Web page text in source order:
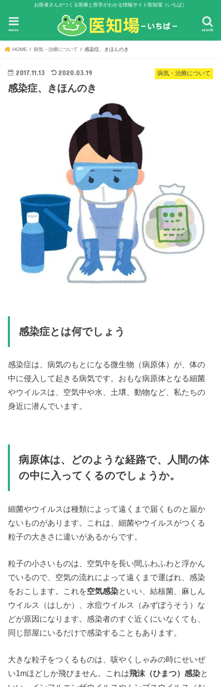
お医者さんがつくる医療と医学がわかる情報サイト医知場（いちば）
search
menu
HOME 病気・治療について 感染症、きほんのき
病気・治療について
2017.11.13 2020.03.19
感染症、きほんのき
感染症とは何でしょう
感染症は、病気のもとになる微生物（病原体）が、体の
中に侵入して起きる病気です。おもな病原体となる細菌
やウイルスは、空気中や水、土壌、動物など、私たちの
身近に潜んでいます。
病原体は、どのような経路で、人間の体
の中に入ってくるのでしょうか。
細菌やウイルスは種類によって遠くまで届くものと届か
ないものがあります。これは、細菌やウイルスがつくる
粒子の大きさに違いがあるからです。
粒子の小さいものは、空気中を長い間ふわふわと浮かん
でいるので、空気の流れによって遠くまで運ばれ、感染
をおこします。これを空気感染といい、結核菌、麻しん
ウイルス（はしか）、水痘ウイルス（みずぼうそう）な
どが原因になります。感染者のすぐ近くにいなくても、
同じ部屋にいるだけで感染することもあります。
大きな粒子をつくるものは、咳やくしゃみの時にせいぜ
い1mほどしか飛びません。これは飛沫（ひまつ）感染と